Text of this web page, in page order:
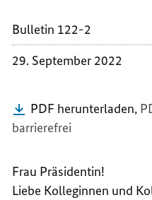
Bulletin 122-2
29. September 2022
PDF herunterladen,
barrierefrei
Frau Präsidentin!
Liebe Kolleginnen und